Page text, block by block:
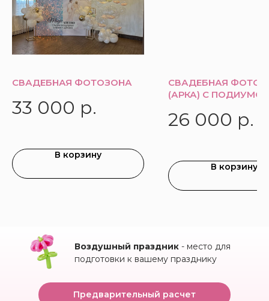
СВАДЕБНАЯ ФОТОЗОНА
33 000 р.
В корзину
СВАДЕБНАЯ
(АРКА) С
26 000 р.
В корзину
Воздушный праздник - место для
подготовки к вашему празднику
Предварительный расчет